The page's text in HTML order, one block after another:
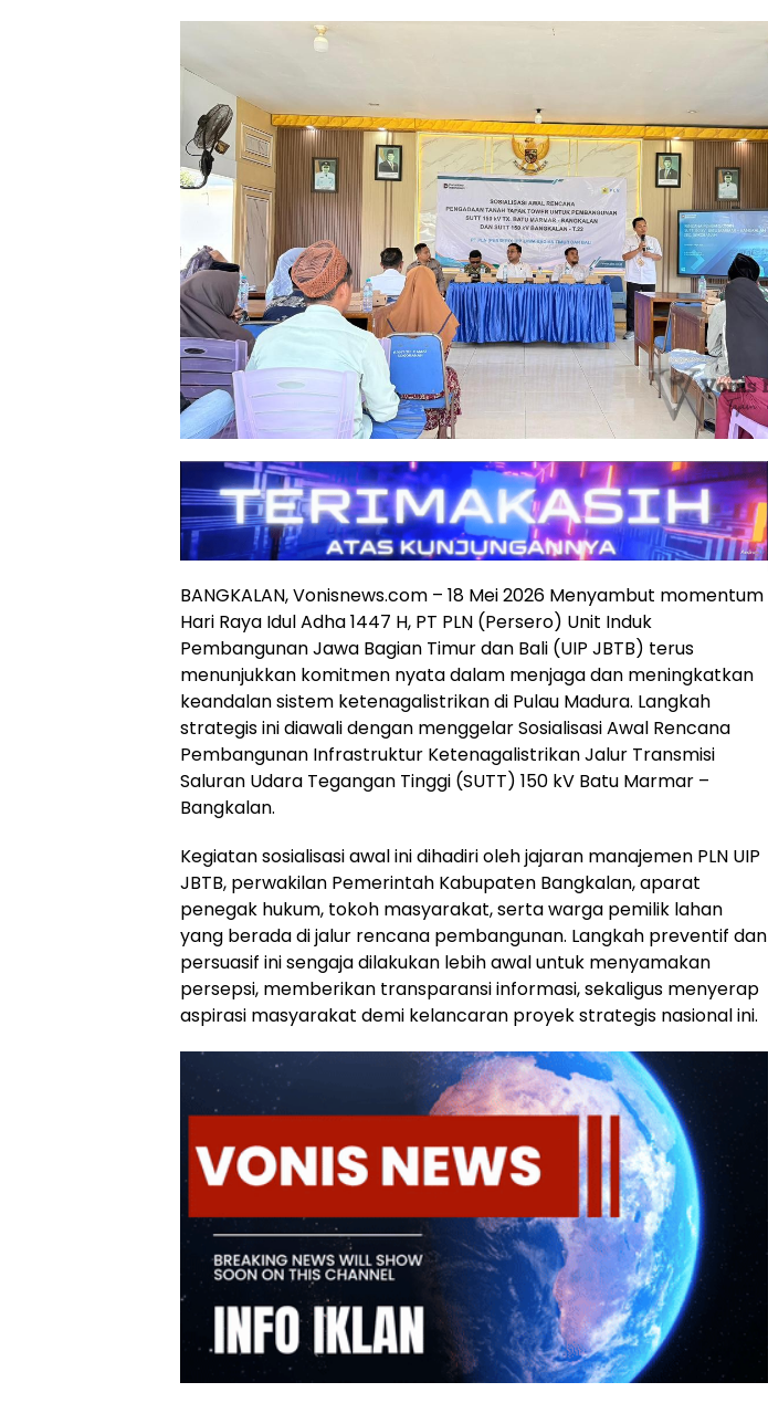
BANGKALAN, Vonisnews.com – 18 Mei 2026 Menyambut momentum
Hari Raya Idul Adha 1447 H, PT PLN (Persero) Unit Induk
Pembangunan Jawa Bagian Timur dan Bali (UIP JBTB) terus
menunjukkan komitmen nyata dalam menjaga dan meningkatkan
keandalan sistem ketenagalistrikan di Pulau Madura. Langkah
strategis ini diawali dengan menggelar Sosialisasi Awal Rencana
Pembangunan Infrastruktur Ketenagalistrikan Jalur Transmisi
Saluran Udara Tegangan Tinggi (SUTT) 150 kV Batu Marmar –
Bangkalan.
Kegiatan sosialisasi awal ini dihadiri oleh jajaran manajemen PLN UIP
JBTB, perwakilan Pemerintah Kabupaten Bangkalan, aparat
penegak hukum, tokoh masyarakat, serta warga pemilik lahan
yang berada di jalur rencana pembangunan. Langkah preventif dan
persuasif ini sengaja dilakukan lebih awal untuk menyamakan
persepsi, memberikan transparansi informasi, sekaligus menyerap
aspirasi masyarakat demi kelancaran proyek strategis nasional ini.